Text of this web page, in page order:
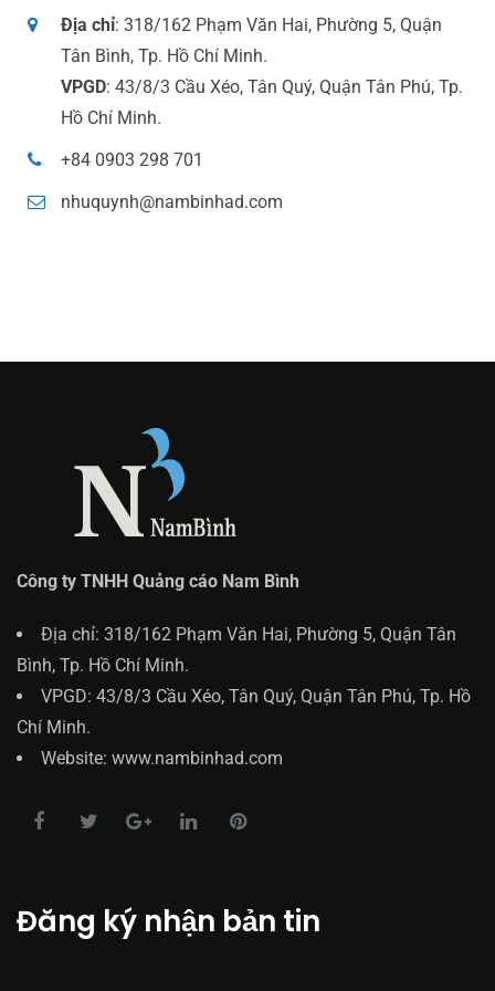
Địa chỉ: 318/162 Phạm Văn Hai, Phường 5, Quận
Tân Bình, Tp. Hồ Chí Minh.
VPGD: 43/8/3 Cầu Xéo, Tân Quý, Quận Tân Phú, Tp.
Hồ Chí Minh.
+84 0903 298 701
nhuquynh@nambinhad.com
Công ty TNHH Quảng cáo Nam Bình
Địa chỉ: 318/162 Phạm Văn Hai, Phường 5, Quận Tân
Bình, Tp. Hồ Chí Minh.
VPGD: 43/8/3 Cầu Xéo, Tân Quý, Quận Tân Phú, Tp. Hồ
Chí Minh.
Website: www.nambinhad.com
Đăng ký nhận bản tin